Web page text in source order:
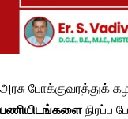
அரசு போக்குவரத்துக்
பணியிடங்களைநிரப்ப